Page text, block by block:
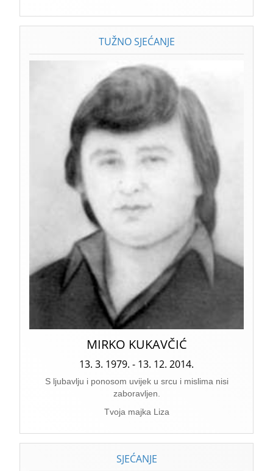
TUŽNO SJEĆANJE
MIRKO KUKAVČIĆ
13. 3. 1979. - 13. 12. 2014.
S ljubavlju i ponosom uvijek u srcu i mislima nisi
zaboravljen.
Tvoja majka Liza
SJEĆANJE